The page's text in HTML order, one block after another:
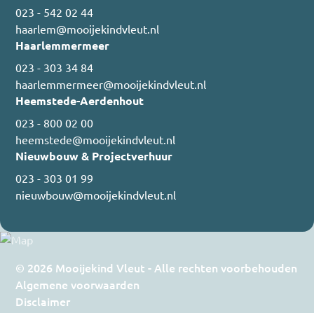
023 - 542 02 44
haarlem@mooijekindvleut.nl
Haarlemmermeer
023 - 303 34 84
haarlemmermeer@mooijekindvleut.nl
Heemstede-Aerdenhout
023 - 800 02 00
heemstede@mooijekindvleut.nl
Nieuwbouw & Projectverhuur
023 - 303 01 99
nieuwbouw@mooijekindvleut.nl
© 2026 Mooijekind Vleut - Alle rechten voorbehouden
Algemene voorwaarden
Disclaimer